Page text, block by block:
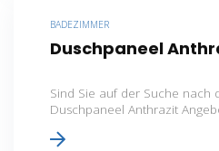
BADEZIMMER
Duschpaneel
Sind Sie auf der Suche nach
Duschpaneel Anthrazit